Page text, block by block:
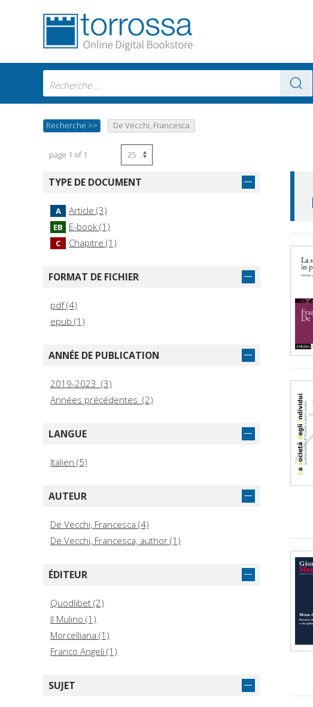
Recherche >> De Vecchi, Francesca
page 1 of 1
TYPE DE DOCUMENT
A Article (3)
EB E-book (1)
C Chapitre (1)
FORMAT DE FICHIER
pdf (4)
epub (1)
ANNÉE DE PUBLICATION
2019-2023 (3)
Années précédentes (2)
LANGUE
Italien (5)
AUTEUR
De Vecchi, Francesca (4)
De Vecchi, Francesca, author (1)
ÉDITEUR
Quodlibet (2)
Il Mulino (1)
Morcelliana (1)
Franco Angeli (1)
SUJET